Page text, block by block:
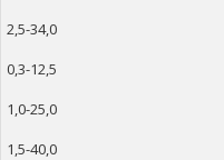
2,5-34,0
0,3-12,5
1,0-25,0
1,5-40,0